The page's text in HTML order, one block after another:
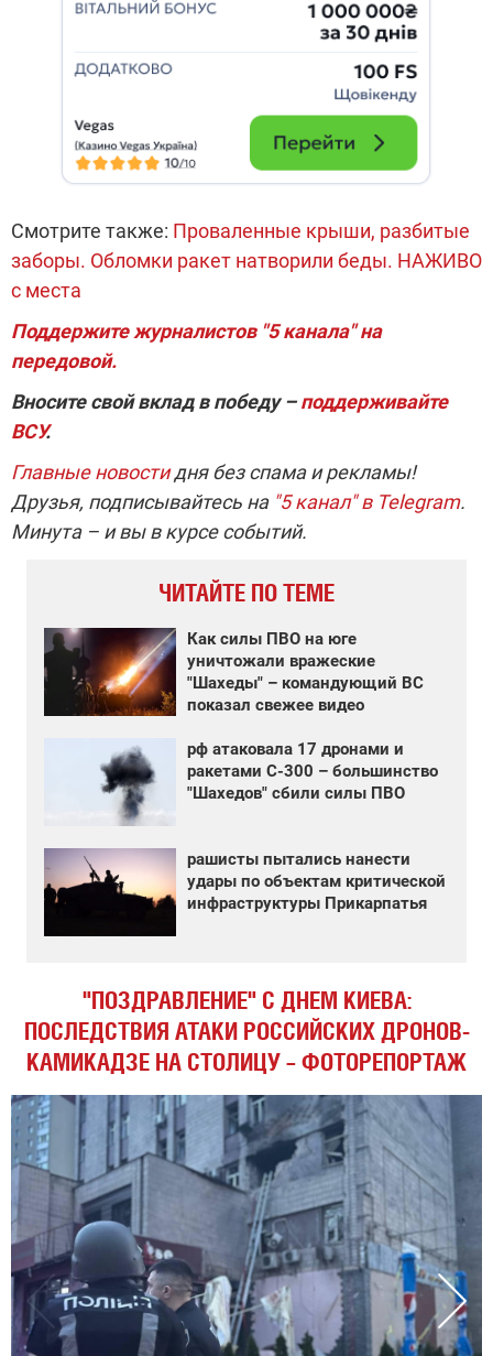
Смотрите также: Проваленные крыши, разбитые
заборы. Обломки ракет натворили беды. НАЖИВО
с места
Поддержите журналистов "5 канала" на
передовой.
Вносите свой вклад в победу –поддерживайте
ВСУ.
Главные новостидня без спама и рекламы!
Друзья, подписывайтесь на "5 канал" в Telegram.
Минута – и вы в курсе событий.
ЧИТАЙТЕ ПО ТЕМЕ
Как силы ПВО на юге
уничтожали вражеские
"Шахеды" – командующий ВС
показал свежее видео
рф атаковала 17 дронами и
ракетами С-300 – большинство
"Шахедов" сбили силы ПВО
рашисты пытались нанести
удары по объектам критической
инфраструктуры Прикарпатья
"ПОЗДРАВЛЕНИЕ" С ДНЕМ КИЕВА:
ПОСЛЕДСТВИЯ АТАКИ РОССИЙСКИХ ДРОНОВ-
КАМИКАДЗЕ НА СТОЛИЦУ – ФОТОРЕПОРТАЖ